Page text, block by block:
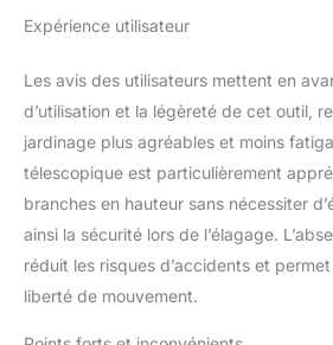
pour une meilleure maniabilité
haies télescopique sans fil de
possède une tête réglable et
taille-haies est également
téléscopique, permettant de
feuilles jusqu'à une hauteur
m - Il est ainsi idéal pour les
coupe en hauteur
Expérience utilisateur
Les avis des utilisateurs mettent en
d’utilisation et la légèreté de cet outil,
jardinage plus agréables et moins
télescopique est particulièrement
branches en hauteur sans nécessiter
ainsi la sécurité lors de l’élagage.
réduit les risques d’accidents et
liberté de mouvement.